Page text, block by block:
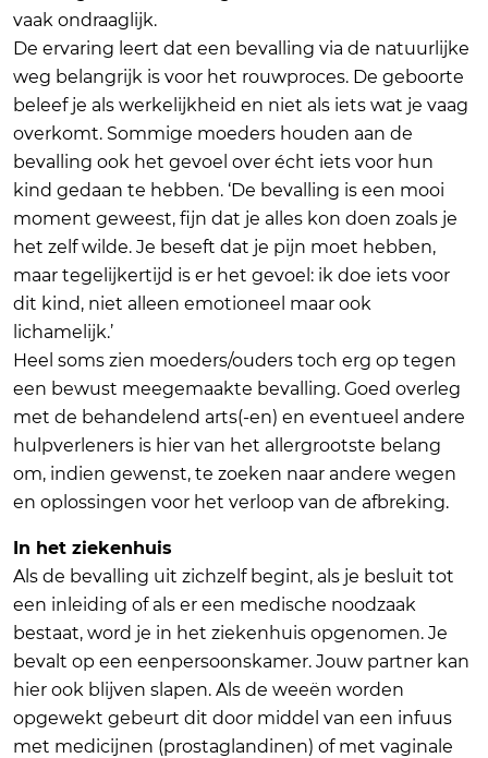
vaak ondraaglijk.
De ervaring leert dat een bevalling via de natuurlijke
weg belangrijk is voor het rouwproces. De geboorte
beleef je als werkelijkheid en niet als iets wat je vaag
overkomt. Sommige moeders houden aan de
bevalling ook het gevoel over écht iets voor hun
kind gedaan te hebben. ‘De bevalling is een mooi
moment geweest, fijn dat je alles kon doen zoals je
het zelf wilde. Je beseft dat je pijn moet hebben,
maar tegelijkertijd is er het gevoel: ik doe iets voor
dit kind, niet alleen emotioneel maar ook
lichamelijk.’
Heel soms zien moeders/ouders toch erg op tegen
een bewust meegemaakte bevalling. Goed overleg
met de behandelend arts(-en) en eventueel andere
hulpverleners is hier van het allergrootste belang
om, indien gewenst, te zoeken naar andere wegen
en oplossingen voor het verloop van de afbreking.
In het ziekenhuis
Als de bevalling uit zichzelf begint, als je besluit tot
een inleiding of als er een medische noodzaak
bestaat, word je in het ziekenhuis opgenomen. Je
bevalt op een eenpersoonskamer. Jouw partner kan
hier ook blijven slapen. Als de weeën worden
opgewekt gebeurt dit door middel van een infuus
met medicijnen (prostaglandinen) of met vaginale